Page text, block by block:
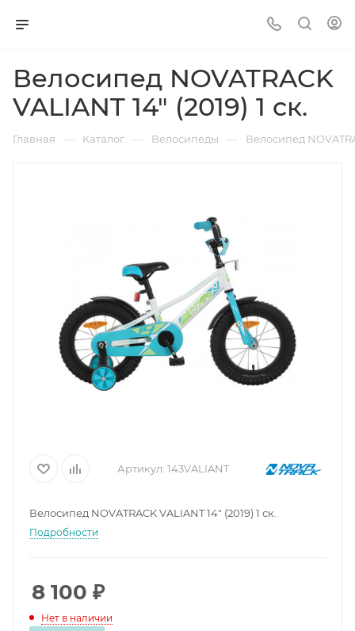
Велосипед NOVATRACK
VALIANT 14" (2019) 1 ск.
Главная — Каталог — Велосипеды — Велосипед
Артикул: 143VALIANT
Велосипед NOVATRACK VALIANT 14" (2019) 1 ск.
Подробности
8 100 ₽
Нет в наличии